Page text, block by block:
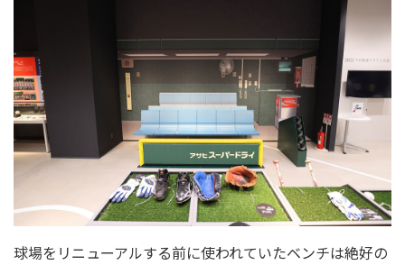
球場をリニューアルする前に使われていたベンチは絶好の